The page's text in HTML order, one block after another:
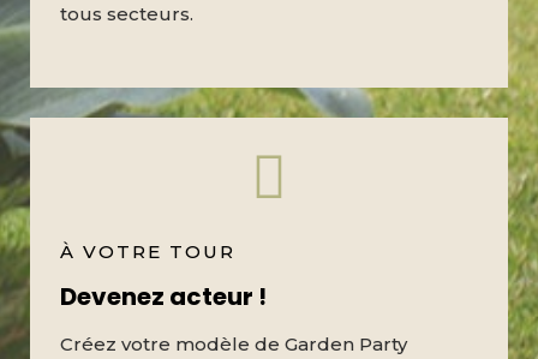
tous secteurs.
À VOTRE TOUR
Devenez acteur !
Créez votre modèle de Garden Party